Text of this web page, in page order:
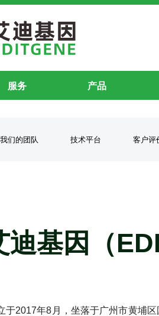
）公司简介
服务 产品
我们的团队 技术平台 客户评
迪基因（
于2017年8月，坐落于广州市黄埔